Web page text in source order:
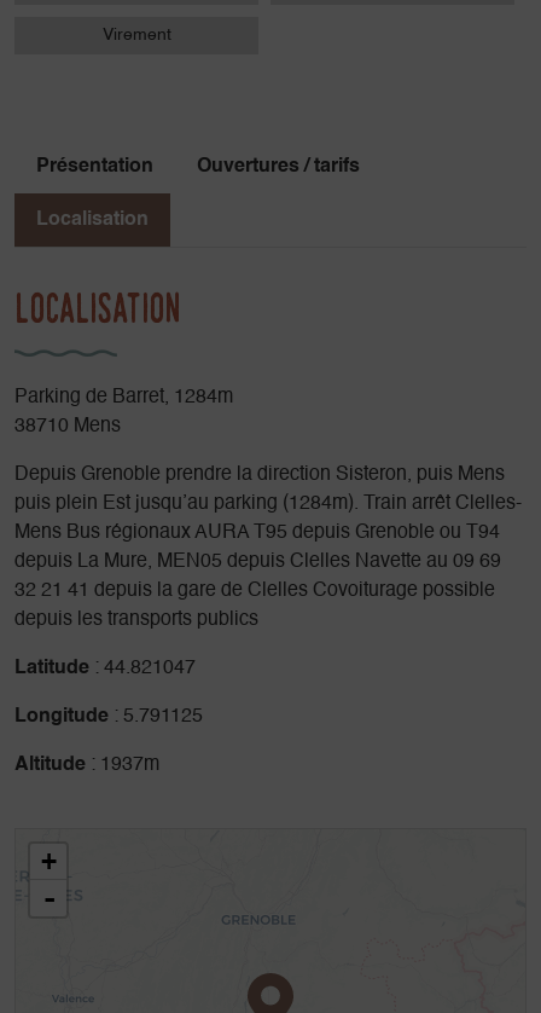
Virement
Présentation Ouvertures / tarifs
Localisation
Localisation
Parking de Barret, 1284m
38710 Mens
Depuis Grenoble prendre la direction Sisteron, puis Mens
puis plein Est jusqu’au parking (1284m). Train arrêt Clelles-
Mens Bus régionaux AURA T95 depuis Grenoble ou T94
depuis La Mure, MEN05 depuis Clelles Navette au 09 69
32 21 41 depuis la gare de Clelles Covoiturage possible
depuis les transports publics
Latitude : 44.821047
Longitude : 5.791125
Altitude : 1937m
+
-